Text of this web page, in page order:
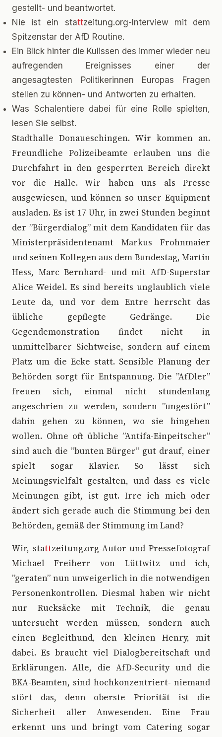
gestellt- und beantwortet.
Nie ist ein stattzeitung.org-Interview mit dem
Spitzenstar der AfD Routine.
Ein Blick hinter die Kulissen des immer wieder neu
aufregenden Ereignisses einer der
angesagtesten Politikerinnen Europas Fragen
stellen zu können- und Antworten zu erhalten.
Was Schalentiere dabei für eine Rolle spielten,
lesen Sie selbst.
Stadthalle Donaueschingen. Wir kommen an.
Freundliche Polizeibeamte erlauben uns die
Durchfahrt in den gesperrten Bereich direkt
vor die Halle. Wir haben uns als Presse
ausgewiesen, und können so unser Equipment
ausladen. Es ist 17 Uhr, in zwei Stunden beginnt
der ”Bürgerdialog” mit dem Kandidaten für das
Ministerpräsidentenamt Markus Frohnmaier
und seinen Kollegen aus dem Bundestag, Martin
Hess, Marc Bernhard- und mit AfD-Superstar
Alice Weidel. Es sind bereits unglaublich viele
Leute da, und vor dem Entre herrscht das
übliche gepflegte Gedränge. Die
Gegendemonstration findet nicht in
unmittelbarer Sichtweise, sondern auf einem
Platz um die Ecke statt. Sensible Planung der
Behörden sorgt für Entspannung. Die ”AfDler”
freuen sich, einmal nicht stundenlang
angeschrien zu werden, sondern ”ungestört”
dahin gehen zu können, wo sie hingehen
wollen. Ohne oft übliche ”Antifa-Einpeitscher”
sind auch die ”bunten Bürger” gut drauf, einer
spielt sogar Klavier. So lässt sich
Meinungsvielfalt gestalten, und dass es viele
Meinungen gibt, ist gut. Irre ich mich oder
ändert sich gerade auch die Stimmung bei den
Behörden, gemäß der Stimmung im Land?
Wir, stattzeitung.org-Autor und Pressefotograf
Michael Freiherr von Lüttwitz und ich,
”geraten” nun unweigerlich in die notwendigen
Personenkontrollen. Diesmal haben wir nicht
nur Rucksäcke mit Technik, die genau
untersucht werden müssen, sondern auch
einen Begleithund, den kleinen Henry, mit
dabei. Es braucht viel Dialogbereitschaft und
Erklärungen. Alle, die AfD-Security und die
BKA-Beamten, sind hochkonzentriert- niemand
stört das, denn oberste Priorität ist die
Sicherheit aller Anwesenden. Eine Frau
erkennt uns und bringt vom Catering sogar